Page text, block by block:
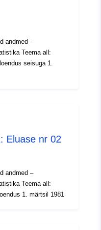
[ [ 2.54, 51.51
andmed –
Teema all:
seisuga 1.
Eluase nr 02
andmed –
Teema all:
1. märtsil 1981